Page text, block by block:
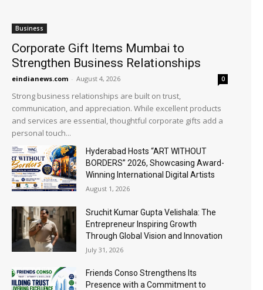
Business
Corporate Gift Items Mumbai to
Strengthen Business Relationships
eindianews.com - August 4, 2026 0
Strong business relationships are built on trust,
communication, and appreciation. While excellent products
and services are essential, thoughtful corporate gifts add a
personal touch...
Hyderabad Hosts “ART WITHOUT
BORDERS” 2026, Showcasing Award-
Winning International Digital Artists
August 1, 2026
Sruchit Kumar Gupta Velishala: The
Entrepreneur Inspiring Growth
Through Global Vision and Innovation
July 31, 2026
Friends Conso Strengthens Its
Presence with a Commitment to